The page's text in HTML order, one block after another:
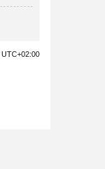
UTC+02:00